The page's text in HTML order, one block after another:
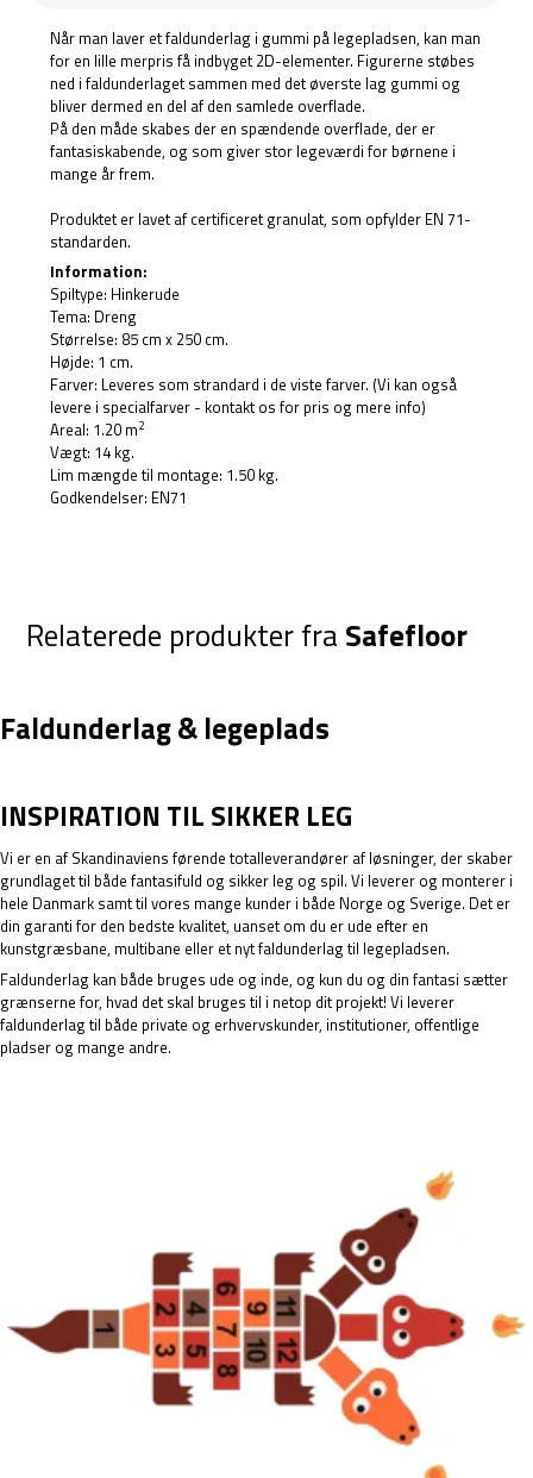
Når man laver et faldunderlag i gummi på legepladsen, kan man
for en lille merpris få indbyget 2D-elementer. Figurerne støbes
ned i faldunderlaget sammen med det øverste lag gummi og
bliver dermed en del af den samlede overflade.
På den måde skabes der en spændende overflade, der er
fantasiskabende, og som giver stor legeværdi for børnene i
mange år frem.
Produktet er lavet af certificeret granulat, som opfylder EN 71-
standarden.
Information:
Spiltype: Hinkerude
Tema: Dreng
Størrelse: 85 cm x 250 cm.
Højde: 1 cm.
Farver: Leveres som strandard i de viste farver. (Vi kan også
levere i specialfarver - kontakt os for pris og mere info)
Areal: 1.20 m2
Vægt: 14 kg.
Lim mængde til montage: 1.50 kg.
Godkendelser: EN71
Relaterede produkter fra Safefloor
Faldunderlag & legeplads
INSPIRATION TIL SIKKER LEG
Vi er en af Skandinaviens førende totalleverandører af løsninger, der skaber
grundlaget til både fantasifuld og sikker leg og spil. Vi leverer og monterer i
hele Danmark samt til vores mange kunder i både Norge og Sverige. Det er
din garanti for den bedste kvalitet, uanset om du er ude efter en
kunstgræsbane, multibane eller et nyt faldunderlag til legepladsen.
Faldunderlag kan både bruges ude og inde, og kun du og din fantasi sætter
grænserne for, hvad det skal bruges til i netop dit projekt! Vi leverer
faldunderlag til både private og erhvervskunder, institutioner, offentlige
pladser og mange andre.